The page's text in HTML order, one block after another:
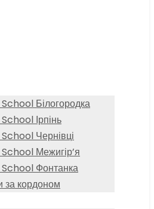
Білогородка
Ірпінь
Чернівці
Межигір’я
Фонтанка
за кордоном